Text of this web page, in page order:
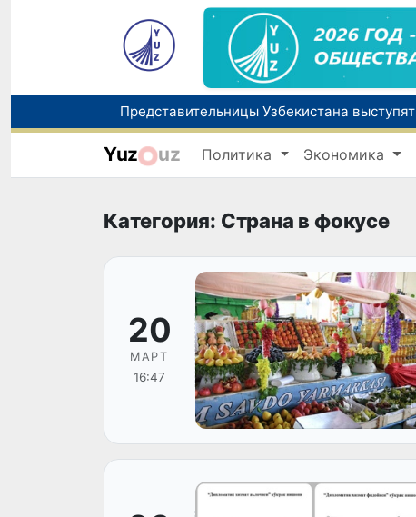
Yuz uz Политика Экономика
Категория: Страна в фокусе
20
МАРТ
16:47